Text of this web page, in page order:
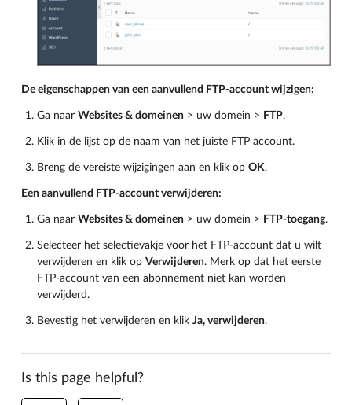
De eigenschappen van een aanvullend FTP-account wijzigen:
Ga naar Websites & domeinen > uw domein > FTP.
Klik in de lijst op de naam van het juiste FTP account.
Breng de vereiste wijzigingen aan en klik op OK.
Een aanvullend FTP-account verwijderen:
Ga naar Websites & domeinen > uw domein > FTP-toegang.
Selecteer het selectievakje voor het FTP-account dat u wilt
verwijderen en klik op Verwijderen. Merk op dat het eerste
FTP-account van een abonnement niet kan worden
verwijderd.
Bevestig het verwijderen en klik Ja, verwijderen.
Is this page helpful?